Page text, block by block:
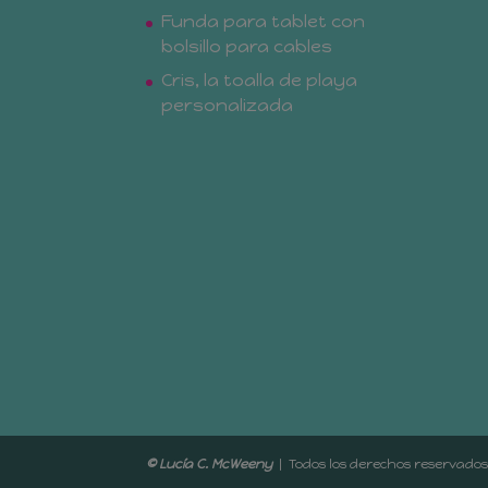
Funda para tablet con
bolsillo para cables
Cris, la toalla de playa
personalizada
© Lucía C. McWeeny | Todos los